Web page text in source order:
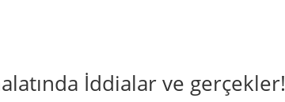
İddialar ve gerçekler!